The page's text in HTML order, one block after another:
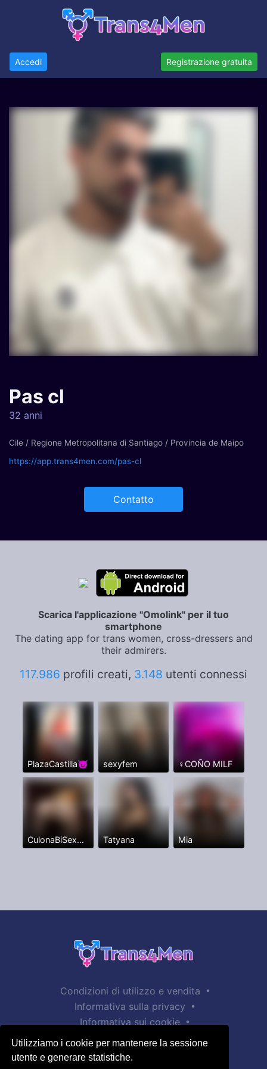
Utilizziamo i cookie per mantenere la sessione
utente e generare statistiche.
Accedi Registrazione gratuita
Pas cl
32 anni
Cile / Regione Metropolitana di Santiago / Provincia de Maipo
https://app.trans4men.com/pas-cl
Contatto
Scarica l'applicazione "Omolink" per il tuo
smartphone
The dating app for trans women, cross-dressers and
their admirers.
117.986 profili creati, 3.148 utenti connessi
PlazaCastilla😈 sexyfem ♀️COÑO MILF
CulonaBiSexxxFullANAL Tatyana Mia
Condizioni di utilizzo e vendita •
Informativa sulla privacy •
Informativa sui cookie •
Politica sulla sicurezza dei bambini
Aiuto / Contatto